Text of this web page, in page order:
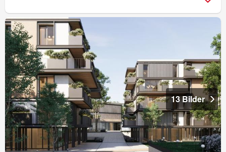
13 Bilder